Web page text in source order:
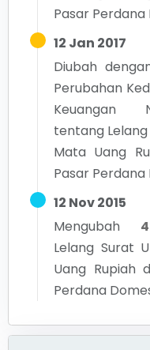
Pasar
12 Jan 2017
Diubah
Perubahan
Keuangan
tentang
Mata Uang
Pasar Perdana
12 Nov 2015
Mengubah
Lelang Surat
Uang Rupiah
Perdana